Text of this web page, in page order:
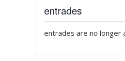
entrades
entrades are no longer